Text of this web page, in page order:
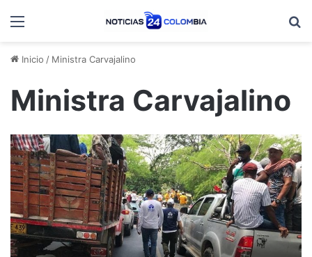
Menú
Inicio / Ministra Carvajalino
Ministra Carvajalino